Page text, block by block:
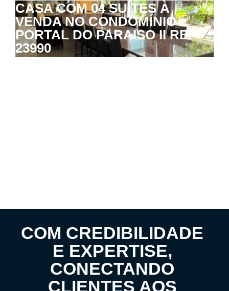
CASA COM 04 SUÍTES À
VENDA NO CONDOMÍNIO
PORTAL DO PARAISO II REF:
23990
COM CREDIBILIDADE
E EXPERTISE,
CONECTANDO
CLIENTES AOS